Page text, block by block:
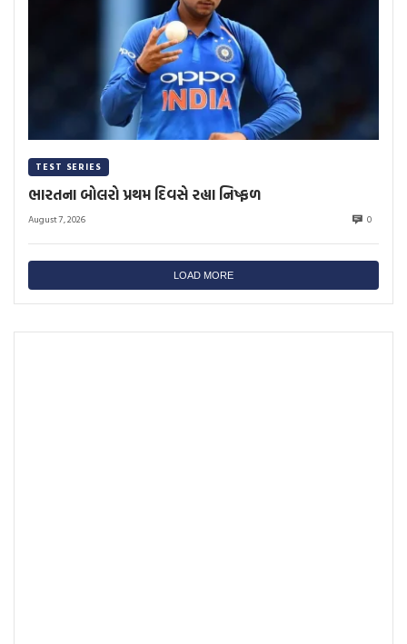
TEST SERIES
ભારતના બોલરો પ્રથમ દિવસે રહ્યા નિષ્ફળ
August 7, 2026 0
LOAD MORE